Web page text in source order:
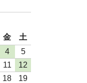
金
土
4
5
11
12
18
19